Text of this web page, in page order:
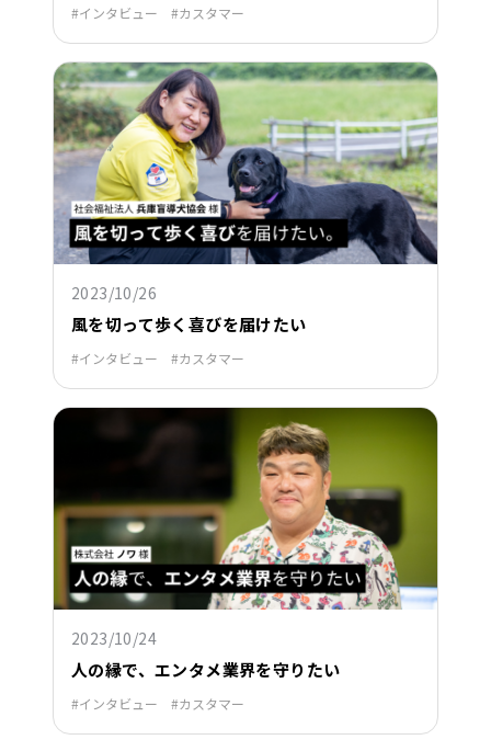
インタビュー カスタマー
2023/10/26
風を切って歩く喜びを届けたい
インタビュー カスタマー
2023/10/24
人の縁で、エンタメ業界を守りたい
インタビュー カスタマー